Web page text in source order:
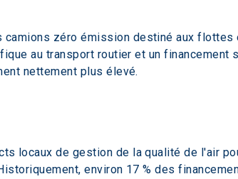
camions zéro émission destiné aux
au transport routier et un
nettement plus élevé.
locaux de gestion de la qualité de l'air
environ 17 % des